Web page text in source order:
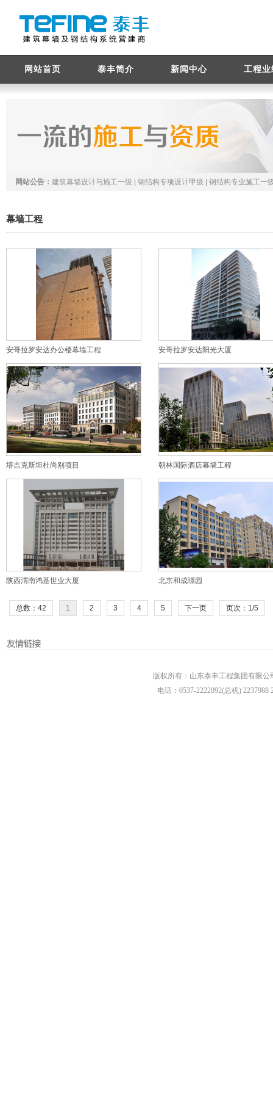
网站首页 泰丰简介 新闻中心 工程业
网站公告： 建筑幕墙设计与施工一级 | 钢结构专项设计甲级 | 钢结构专业施工
幕墙工程
安哥拉罗安达办公楼幕墙工程 安哥拉罗安达阳光大厦
塔吉克斯坦杜尚别项目 朝林国际酒店幕墙工程
陕西渭南鸿基世业大厦 北京和成璟园
总数：42 1 2 3 4 5 下一页 页次：1/5
版权所有：山东泰丰工程集团有限
电话：0537-2222092(总机) 2237988